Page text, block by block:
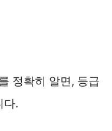
정확히 알면, 등급
다.